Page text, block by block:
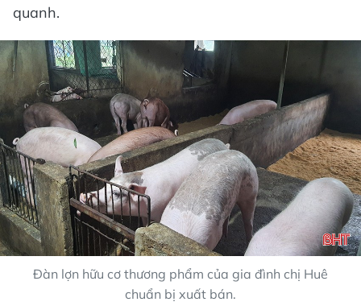
quanh.
Đàn lợn hữu cơ thương phẩm của gia đình chị Huê
chuẩn bị xuất bán.